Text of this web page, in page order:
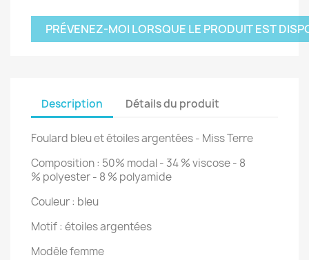
PRÉVENEZ-MOI LORSQUE LE PRODUIT EST
Description Détails du produit
Foulard bleu et étoiles argentées - Miss Terre
Composition : 50% modal - 34 % viscose - 8
% polyester - 8 % polyamide
Couleur : bleu
Motif : étoiles argentées
Modèle femme